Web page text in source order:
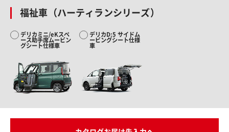
福祉車（ハーティランシリーズ）
デリカミニ/eKスペ
ース助手席ムービン
グシート仕様車
デリカD:5 サイドム
ービングシート仕様
車